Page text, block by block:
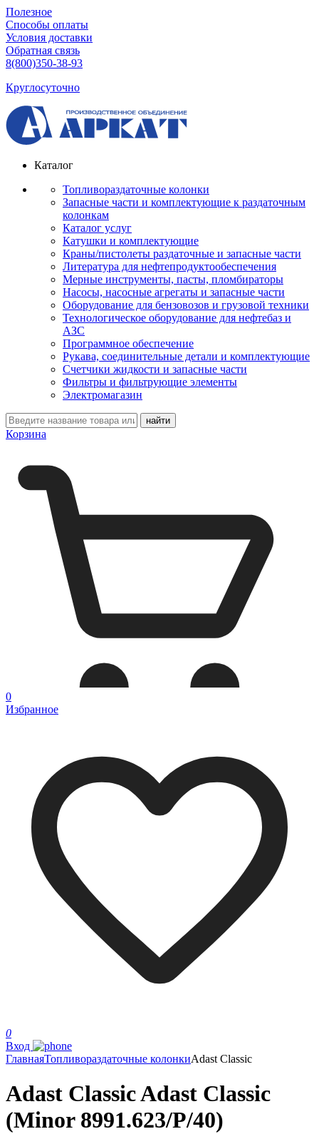
Полезное
Способы оплаты
Условия доставки
Обратная связь
8(800)350-38-93
Круглосуточно
Каталог
Топливораздаточные колонки
Запасные части и комплектующие к раздаточным
колонкам
Каталог услуг
Катушки и комплектующие
Краны/пистолеты раздаточные и запасные части
Литература для нефтепродуктообеспечения
Мерные инструменты, пасты, пломбираторы
Насосы, насосные агрегаты и запасные части
Оборудование для бензовозов и грузовой техники
Технологическое оборудование для нефтебаз и
АЗС
Программное обеспечение
Рукава, соединительные детали и комплектующие
Счетчики жидкости и запасные части
Фильтры и фильтрующие элементы
Электромагазин
Корзина
0
Избранное
0
Вход
ГлавнаяТопливораздаточные колонкиAdast Classic
Adast Classic Adast Classic
(Minor 8991.623/P/40)